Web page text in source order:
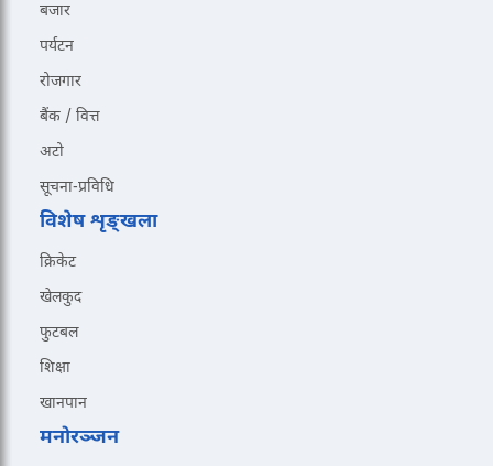
बजार
पर्यटन
रोजगार
बैंक / वित्त
अटो
सूचना-प्रविधि
विशेष शृङ्खला
क्रिकेट
खेलकुद
फुटबल
शिक्षा
खानपान
मनोरञ्जन